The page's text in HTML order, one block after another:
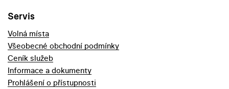
Servis
Volná místa
Všeobecné obchodní podmínky
Ceník služeb
Informace a dokumenty
Prohlášení o přístupnosti